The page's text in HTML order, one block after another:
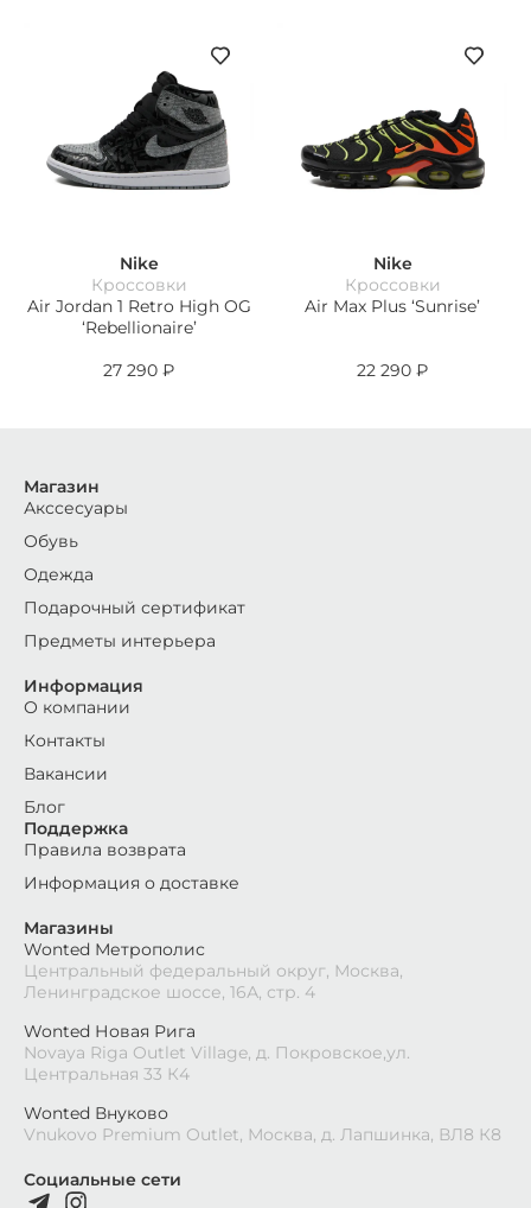
Nike
Кроссовки
Air Jordan 1 Retro High OG
‘Rebellionaire’
27 290 ₽
Nike
Кроссовки
Air Max Plus ‘Sunrise’
22 290 ₽
Социальные сети
Магазины
Wonted Метрополис
Центральный федеральный округ, Москва,
Ленинградское шоссе, 16А, стр. 4
Wonted Новая Рига
Novaya Riga Outlet Village, д. Покровское,ул.
Центральная 33 К4
Wonted Внуково
Vnukovo Premium Outlet, Москва, д. Лапшинка, ВЛ8 К8
Магазин
Акссесуары
Обувь
Одежда
Подарочный сертификат
Предметы интерьера
Информация
О компании
Контакты
Вакансии
Блог
Поддержка
Правила возврата
Информация о доставке